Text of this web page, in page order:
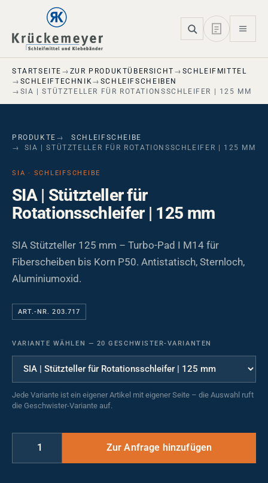
Skip to main navigation
Skip to main content
Skip to page footer
STARTSEITE ZUR PRODUKTÜBERSICHT
SCHLEIFMITTEL
SCHLEIFTECHNIK
SCHLEIFSCHEIBEN
SIA | STÜTZTELLER FÜR ROTATIONSSCHLEIFER | 125 MM
PRODUKTE
SCHLEIFSCHEIBE
SIA | STÜTZTELLER FÜR ROTATIONSSCHLEIFER | 125 MM
SIA · SCHLEIFSCHEIBE
SIA | Stützteller für
Rotationsschleifer | 125 mm
SIA Stützteller 125 mm – Turbo-Pad I M14 für
Fiberscheiben bis Korn P50. Antistatisch, Sternloch,
Aluminiumoxid.
ART.-NR. 203.717
VARIANTE WÄHLEN — 20 GESCHWISTER-VARIANTEN
Jede Variante ist ein eigener Artikel mit eigener Seite – die Auswahl ruft
die Geschwister-Variante auf.